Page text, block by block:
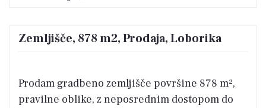
Zemljišče, 878 m2, Prodaja, Loborika
Prodam gradbeno zemljišče površine 878 m²,
pravilne oblike, z neposrednim dostopom do